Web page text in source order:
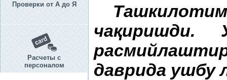
Проверки от А до Я
Расчеты с
персоналом
чақиришди.
даврида ушбу